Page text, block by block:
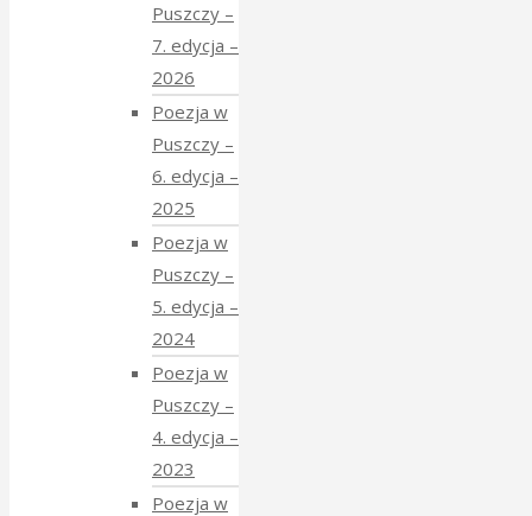
Puszczy –
7. edycja –
2026
Poezja w
Puszczy –
6. edycja –
2025
Poezja w
Puszczy –
5. edycja –
2024
Poezja w
Puszczy –
4. edycja –
2023
Poezja w